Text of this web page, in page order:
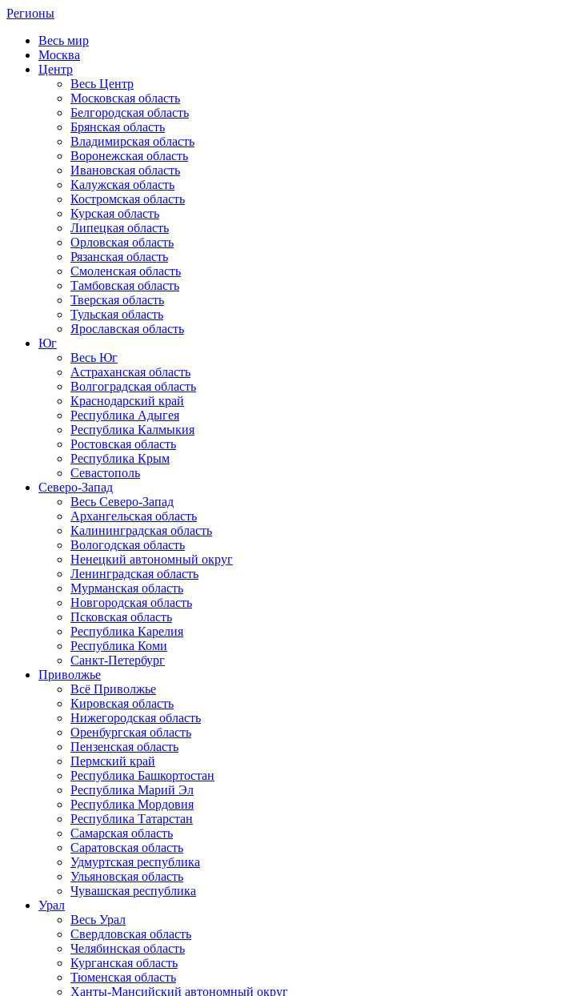
Регионы
Весь мир
Москва
Центр
Весь Центр
Московская область
Белгородская область
Брянская область
Владимирская область
Воронежская область
Ивановская область
Калужская область
Костромская область
Курская область
Липецкая область
Орловская область
Рязанская область
Смоленская область
Тамбовская область
Тверская область
Тульская область
Ярославская область
Юг
Весь Юг
Астраханская область
Волгоградская область
Краснодарский край
Республика Адыгея
Республика Калмыкия
Ростовская область
Республика Крым
Севастополь
Северо-Запад
Весь Северо-Запад
Архангельская область
Калининградская область
Вологодская область
Ненецкий автономный округ
Ленинградская область
Мурманская область
Новгородская область
Псковская область
Республика Карелия
Республика Коми
Санкт-Петербург
Приволжье
Всё Приволжье
Кировская область
Нижегородская область
Оренбургская область
Пензенская область
Пермский край
Республика Башкортостан
Республика Марий Эл
Республика Мордовия
Республика Татарстан
Самарская область
Саратовская область
Удмуртская республика
Ульяновская область
Чувашская республика
Урал
Весь Урал
Свердловская область
Челябинская область
Курганская область
Тюменская область
Ханты-Мансийский автономный округ